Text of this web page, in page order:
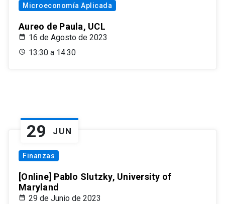
Microeconomía Aplicada
Aureo de Paula, UCL
16 de Agosto de 2023
13:30 a 14:30
29 JUN
Finanzas
[Online] Pablo Slutzky, University of
Maryland
29 de Junio de 2023